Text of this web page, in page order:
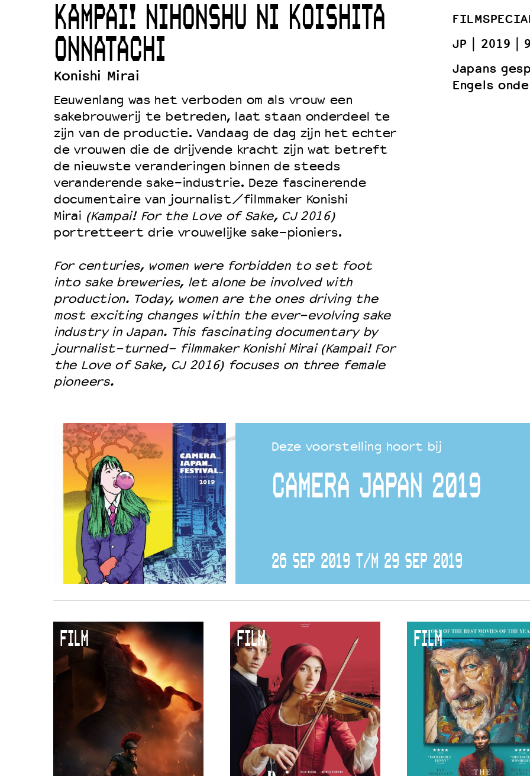
Duurzaamheid
Culturele boycot Israël
Ruimte voor artistieke vrijheid – VNPF
KAMPAI! NIHONSHU NI KOISHITA
ONNATACHI
Konishi Mirai
Eeuwenlang was het verboden om als vrouw een
sakebrouwerij te betreden, laat staan onderdeel te
zijn van de productie. Vandaag de dag zijn het echter
de vrouwen die de drijvende kracht zijn wat betreft
de nieuwste veranderingen binnen de steeds
veranderende sake-industrie. Deze fascinerende
documentaire van journalist/filmmaker Konishi
Mirai (Kampai! For the Love of Sake, CJ 2016)
portretteert drie vrouwelijke sake-pioniers.
For centuries, women were forbidden to set foot
into sake breweries, let alone be involved with
production. Today, women are the ones driving the
most exciting changes within the ever-evolving sake
industry in Japan. This fascinating documentary by
journalist-turned- filmmaker Konishi Mirai (Kampai! For
the Love of Sake, CJ 2016) focuses on three female
pioneers.
JP
2019
Japans
Engels
Deze voorstelling hoort bij
CAMERA JAPAN 2019
26 SEP 2019 T/M 29 SEP 2019
FILM FILM FILM